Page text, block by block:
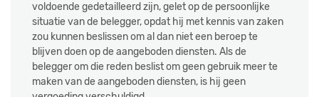
voldoende gedetailleerd zijn, gelet op de persoonlijke
situatie van de belegger, opdat hij met kennis van zaken
zou kunnen beslissen om al dan niet een beroep te
blijven doen op de aangeboden diensten. Als de
belegger om die reden beslist om geen gebruik meer te
maken van de aangeboden diensten, is hij geen